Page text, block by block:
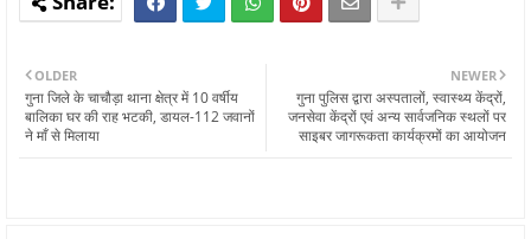
NEWER
गुना पुलिस द्वारा अस्पतालों, स्वास्थ्य केंद्रों,
जनसेवा केंद्रों एवं अन्य सार्वजनिक स्थलों पर
साइबर जागरूकता कार्यक्रमों का आयोजन
OLDER
गुना जिले के चाचौड़ा थाना क्षेत्र में 10 वर्षीय
बालिका घर की राह भटकी, डायल-112 जवानों
ने माँ से मिलाया